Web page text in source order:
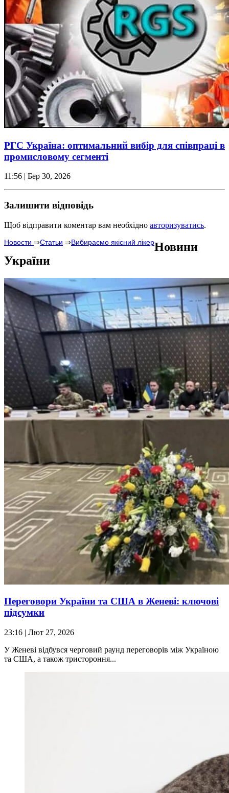
РГС Україна: оптимальний вибір для співпраці в
промисловому сегменті
11:56 | Бер 30, 2026
Залишити відповідь
Щоб відправити коментар вам необхідно авторизуватись.
Новости ⇒Статьи ⇒Вибираємо якісний лікерНовини
України
Переговори України та США в Женеві: ключові
підсумки
23:16 | Лют 27, 2026
У Женеві відбувся черговий раунд переговорів між Україною
та США, а також тристороння...